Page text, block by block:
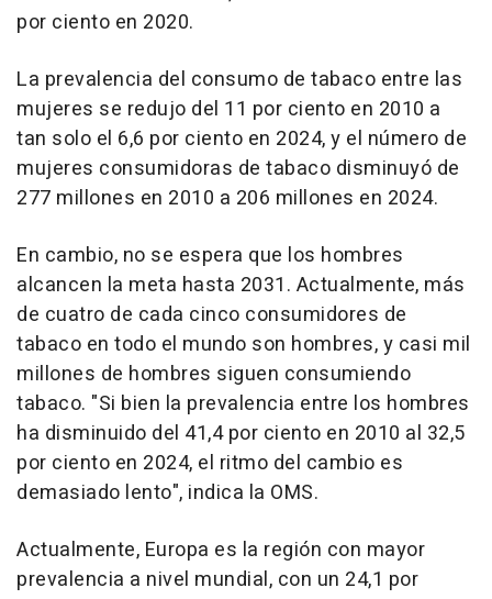
por ciento en 2020.
La prevalencia del consumo de tabaco entre las
mujeres se redujo del 11 por ciento en 2010 a
tan solo el 6,6 por ciento en 2024, y el número de
mujeres consumidoras de tabaco disminuyó de
277 millones en 2010 a 206 millones en 2024.
En cambio, no se espera que los hombres
alcancen la meta hasta 2031. Actualmente, más
de cuatro de cada cinco consumidores de
tabaco en todo el mundo son hombres, y casi mil
millones de hombres siguen consumiendo
tabaco. "Si bien la prevalencia entre los hombres
ha disminuido del 41,4 por ciento en 2010 al 32,5
por ciento en 2024, el ritmo del cambio es
demasiado lento", indica la OMS.
Actualmente, Europa es la región con mayor
prevalencia a nivel mundial, con un 24,1 por